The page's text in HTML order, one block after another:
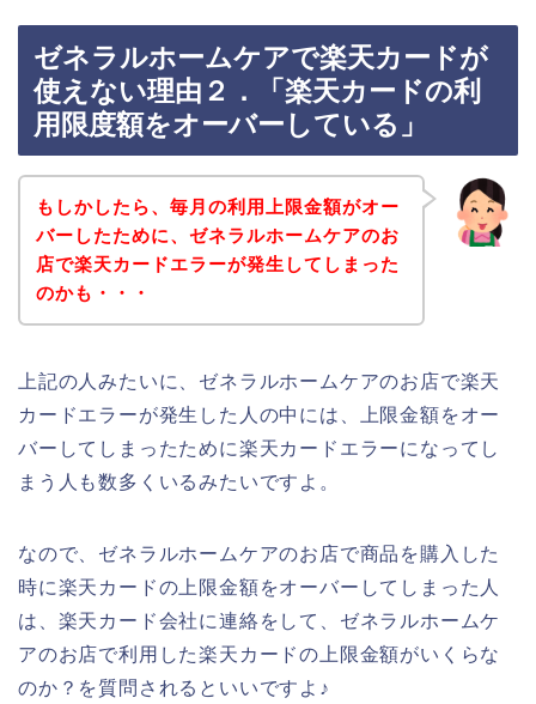
ゼネラルホームケアで楽天カードが
使えない理由２．「楽天カードの利
用限度額をオーバーしている」
もしかしたら、毎月の利用上限金額がオー
バーしたために、ゼネラルホームケアのお
店で楽天カードエラーが発生してしまった
のかも・・・
上記の人みたいに、ゼネラルホームケアのお店で楽天
カードエラーが発生した人の中には、上限金額をオー
バーしてしまったために楽天カードエラーになってし
まう人も数多くいるみたいですよ。
なので、ゼネラルホームケアのお店で商品を購入した
時に楽天カードの上限金額をオーバーしてしまった人
は、楽天カード会社に連絡をして、ゼネラルホームケ
アのお店で利用した楽天カードの上限金額がいくらな
のか？を質問されるといいですよ♪